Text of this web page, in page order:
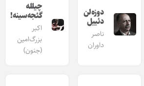
دوزه‌لن
دئییل
ناصر
داوران
چیلله
گئجه‌سینه!
اکبر
بزرگ‌امین
(جنون)